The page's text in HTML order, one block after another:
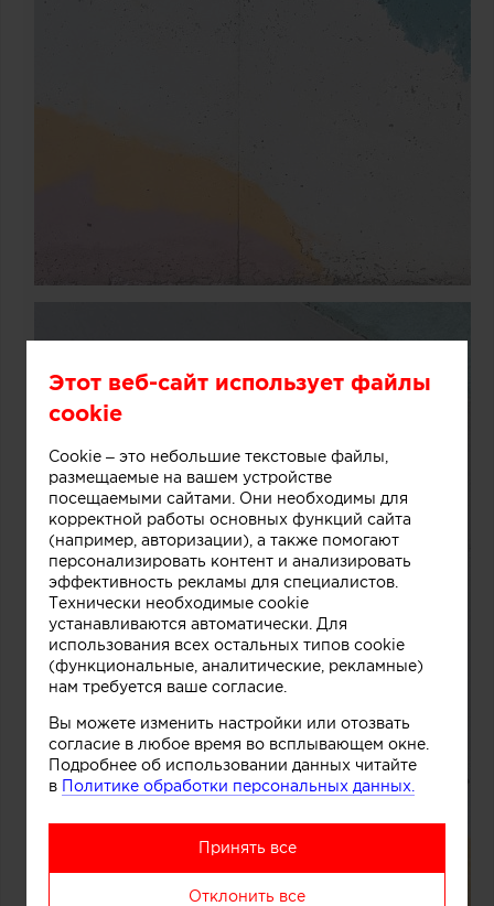
Этот веб-сайт использует файлы
cookie
Cookie – это небольшие текстовые файлы,
размещаемые на вашем устройстве
посещаемыми сайтами. Они необходимы для
корректной работы основных функций сайта
(например, авторизации), а также помогают
персонализировать контент и анализировать
эффективность рекламы для специалистов.
Технически необходимые cookie
устанавливаются автоматически. Для
использования всех остальных типов cookie
(функциональные, аналитические, рекламные)
нам требуется ваше согласие.
Вы можете изменить настройки или отозвать
согласие в любое время во всплывающем окне.
Подробнее об использовании данных читайте
в Политике обработки персональных данных.
Принять все
Отклонить все